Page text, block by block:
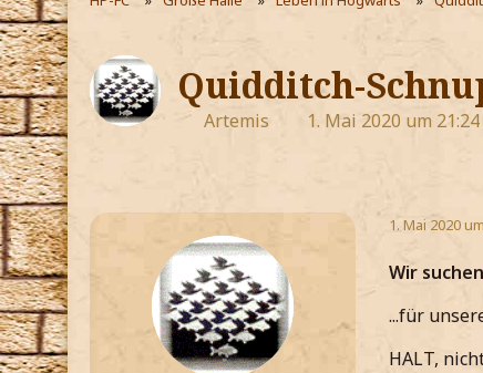
Quidditch-
Artemis 1. Mai 2020 um 21:24
1. Mai 2020
Wir
...für
HALT,